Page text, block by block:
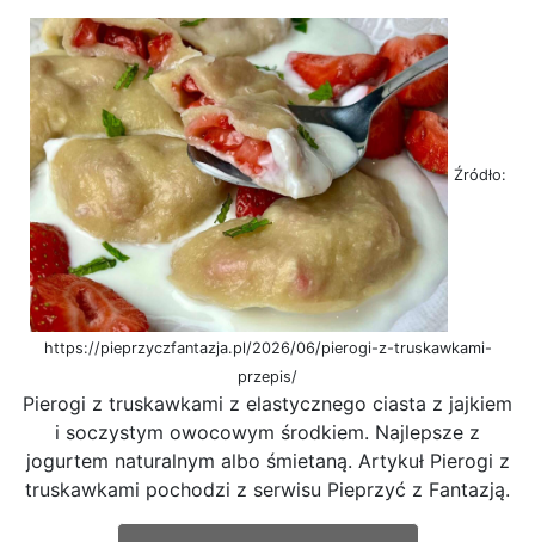
Źródło:
https://pieprzyczfantazja.pl/2026/06/pierogi-z-truskawkami-
przepis/
Pierogi z truskawkami z elastycznego ciasta z jajkiem
i soczystym owocowym środkiem. Najlepsze z
jogurtem naturalnym albo śmietaną. Artykuł Pierogi z
truskawkami pochodzi z serwisu Pieprzyć z Fantazją.